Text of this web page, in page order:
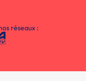
réseaux :